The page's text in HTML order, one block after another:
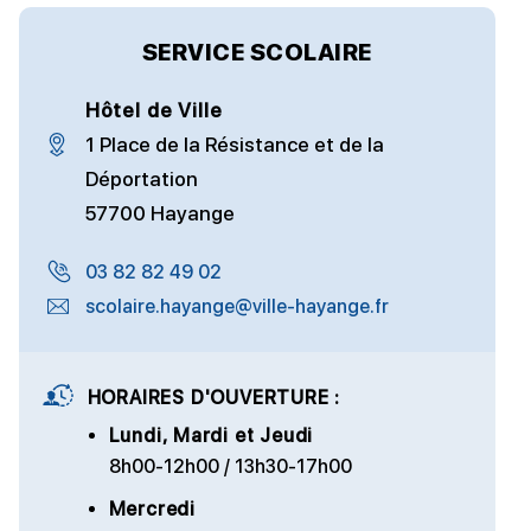
SERVICE SCOLAIRE
Hôtel de Ville
1 Place de la Résistance et de la
Déportation
57700 Hayange
03 82 82 49 02
scolaire.hayange@ville-hayange.fr
HORAIRES D'OUVERTURE :
Lundi, Mardi et Jeudi
8h00-12h00 / 13h30-17h00
Mercredi